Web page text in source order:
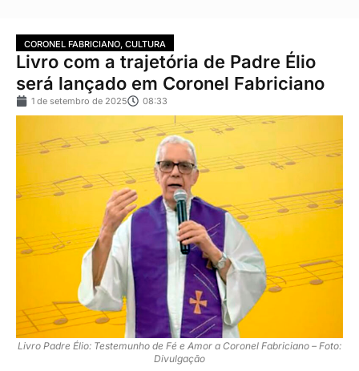
CORONEL FABRICIANO, CULTURA
Livro com a trajetória de Padre Élio
será lançado em Coronel Fabriciano
1 de setembro de 2025 08:33
Livro Padre Élio: Testemunho de Fé e Amor a Coronel Fabriciano – Foto:
Divulgação